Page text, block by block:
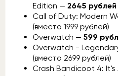
Edition — 2645 рублей
Call of Duty: Modern
(вместо 1999 рублей)
Overwatch — 599
Overwatch -
(вместо 2699 рублей)
Crash Bandicoot 4: